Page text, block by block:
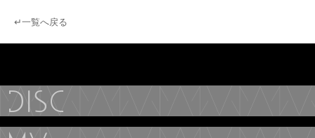
↵一覧へ戻る